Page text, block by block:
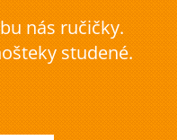
nás ručičky.
studené.